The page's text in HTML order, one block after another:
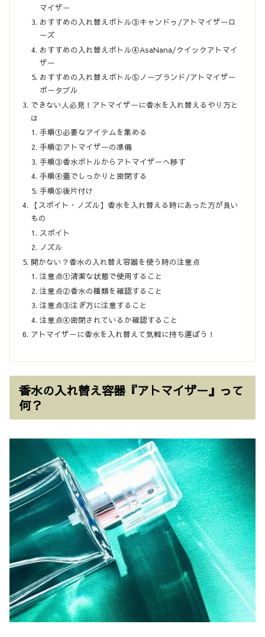
マイザー
おすすめの入れ替えボトル③キャンドゥ/アトマイザーロ
ーズ
おすすめの入れ替えボトル④AsaNana/クイックアトマイ
ザー
おすすめの入れ替えボトル⑤ノーブランド/アトマイザー
ポータブル
できない人必見！アトマイザーに香水を入れ替えるやり方と
は
手順①必要なアイテムを集める
手順②アトマイザーの準備
手順③香水ボトルからアトマイザーへ移す
手順④蓋でしっかりと密閉する
手順⑤後片付け
【スポイト・ノズル】香水を入れ替える時にあった方が良い
もの
スポイト
ノズル
開かない？香水の入れ替え容器を使う時の注意点
注意点①清潔な状態で使用すること
注意点②香水の種類を確認すること
注意点③注ぎ方に注意すること
注意点④密閉されているか確認すること
アトマイザーに香水を入れ替えて気軽に持ち運ぼう！
香水の入れ替え容器『アトマイザー』って
何？